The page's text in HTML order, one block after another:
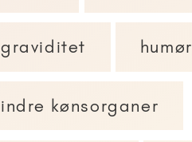
graviditet humør
indre kønsorganer